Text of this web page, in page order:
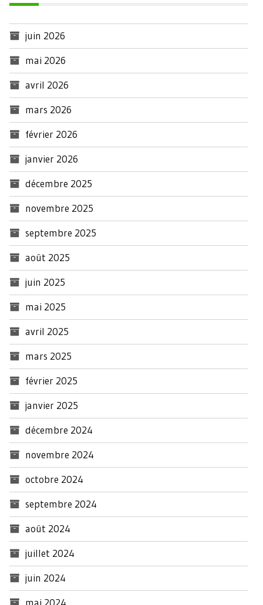
juin 2026
mai 2026
avril 2026
mars 2026
février 2026
janvier 2026
décembre 2025
novembre 2025
septembre 2025
août 2025
juin 2025
mai 2025
avril 2025
mars 2025
février 2025
janvier 2025
décembre 2024
novembre 2024
octobre 2024
septembre 2024
août 2024
juillet 2024
juin 2024